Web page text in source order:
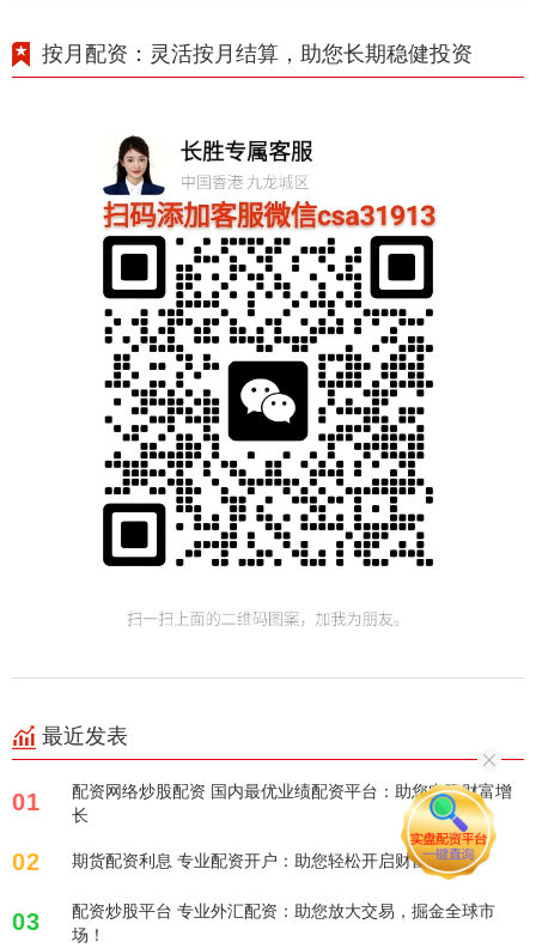
按月配资：灵活按月结算，助您长期稳健投资
最近发表
01
配资网络炒股配资 国内最优业绩配资平台：助您实现财富增
长
02 期货配资利息 专业配资开户：助您轻松开启财富之路！
03
配资炒股平台 专业外汇配资：助您放大交易，掘金全球市
场！